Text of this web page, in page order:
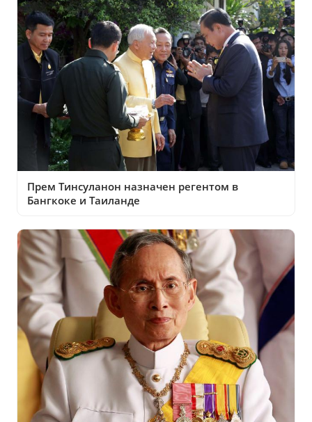
Прем Тинсуланон назначен регентом в
Бангкоке и Таиланде